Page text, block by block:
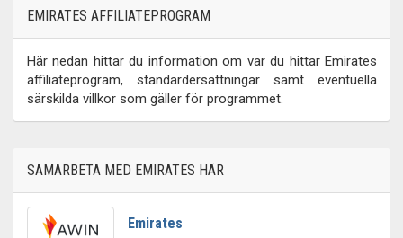
EMIRATES AFFILIATEPROGRAM
Här nedan hittar du information om var du hittar Emirates
affiliateprogram, standardersättningar samt eventuella
särskilda villkor som gäller för programmet.
SAMARBETA MED EMIRATES HÄR
Emirates